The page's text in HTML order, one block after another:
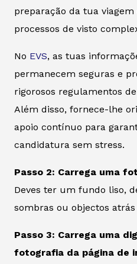
preparação da tua
processos de visto
No EVS, as tuas
permanecem seguras e
rigorosos regulamentos
Além disso, fornece-lhe
apoio contínuo para
candidatura sem stress.
Passo 2: Carrega uma
Deves ter um fundo liso,
sombras ou objectos
Passo 3: Carrega uma
fotografia da página de